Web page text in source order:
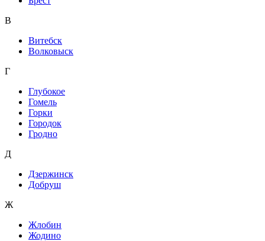
В
Витебск
Волковыск
Г
Глубокое
Гомель
Горки
Городок
Гродно
Д
Дзержинск
Добруш
Ж
Жлобин
Жодино